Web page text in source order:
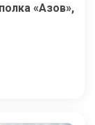
«Азов»,